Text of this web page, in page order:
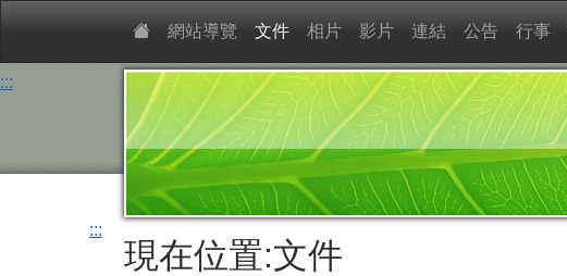
:::
網站導覽 文件 相片 影片 連結 公告 行事
:::
現在位置:文件